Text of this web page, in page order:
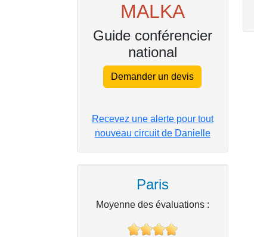
MALKA
Guide conférencier
national
Demander un devis
Recevez une alerte pour tout
nouveau circuit de Danielle
Paris
Moyenne des évaluations :